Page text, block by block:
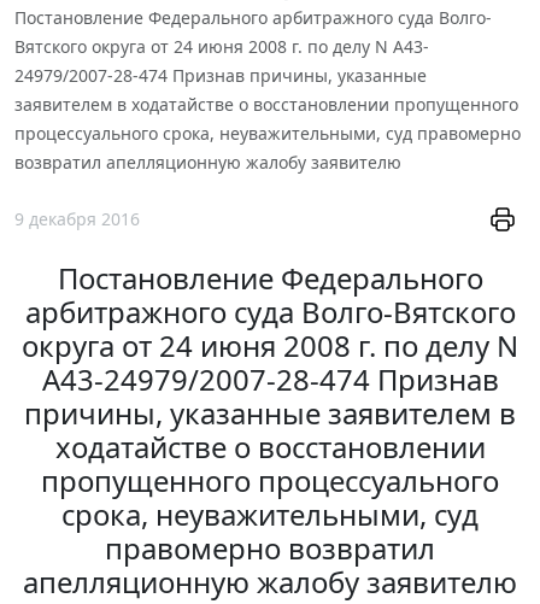
Постановление Федерального арбитражного суда Волго-
Вятского округа от 24 июня 2008 г. по делу N А43-
24979/2007-28-474 Признав причины, указанные
заявителем в ходатайстве о восстановлении пропущенного
процессуального срока, неуважительными, суд правомерно
возвратил апелляционную жалобу заявителю
9 декабря 2016
Постановление Федерального
арбитражного суда Волго-Вятского
округа от 24 июня 2008 г. по делу N
А43-24979/2007-28-474 Признав
причины, указанные заявителем в
ходатайстве о восстановлении
пропущенного процессуального
срока, неуважительными, суд
правомерно возвратил
апелляционную жалобу заявителю